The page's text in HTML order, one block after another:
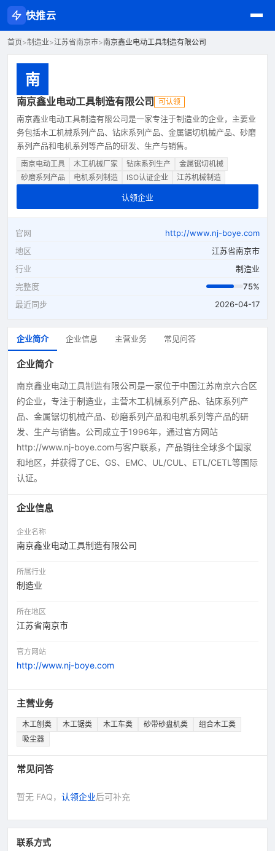
快推云
首页>制造业>江苏省南京市>南京鑫业电动工具制造有限公司
南
南京鑫业电动工具制造有限公司 可认领
南京鑫业电动工具制造有限公司是一家专注于制造业的企业，主要业
务包括木工机械系列产品、钻床系列产品、金属锯切机械产品、砂磨
系列产品和电机系列等产品的研发、生产与销售。
南京电动工具 木工机械厂家 钻床系列生产
金属锯切机械
砂磨系列产品
电机系列制造 ISO认证企业 江苏机械制造
认领企业
官网
http://www.nj-boye.com
地区
江苏省南京市
行业
制造业
完整度
75%
最近同步
2026-04-17
企业简介 企业信息 主营业务 常见问答
企业简介
南京鑫业电动工具制造有限公司是一家位于中国江苏南京六合区
的企业，专注于制造业，主营木工机械系列产品、钻床系列产
品、金属锯切机械产品、砂磨系列产品和电机系列等产品的研
发、生产与销售。公司成立于1996年，通过官方网站
http://www.nj-boye.com与客户联系，产品销往全球多个国家
和地区，并获得了CE、GS、EMC、UL/CUL、ETL/CETL等国际
认证。
企业信息
企业名称
南京鑫业电动工具制造有限公司
所属行业
制造业
所在地区
江苏省南京市
官方网站
http://www.nj-boye.com
主营业务
木工刨类 木工锯类 木工车类 砂带砂盘机类
组合木工类
吸尘器
常见问答
暂无 FAQ， 认领企业后可补充
联系方式